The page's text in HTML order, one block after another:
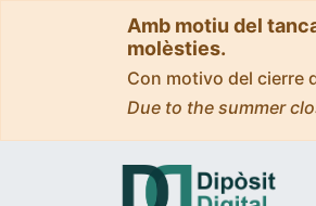
Amb motiu del
molèsties.
Con motivo del cierre
Due to the summer